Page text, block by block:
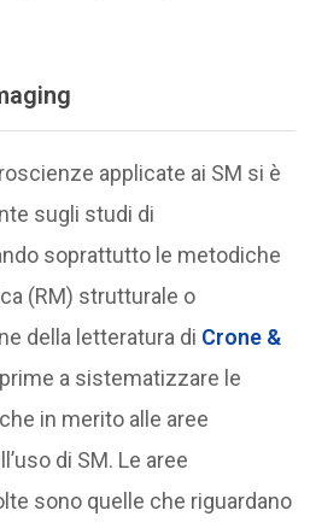
applicate ai SM si è
sugli studi di
soprattutto le metodiche
(RM) strutturale o
della letteratura di Crone &
a sistematizzare le
in merito alle aree
di SM. Le aree
sono quelle che riguardano